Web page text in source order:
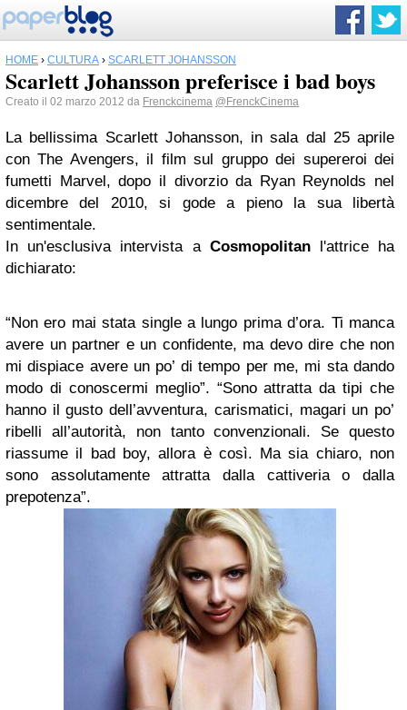
HOME › CULTURA › SCARLETT JOHANSSON
Scarlett Johansson preferisce i bad boys
Creato il 02 marzo 2012 da Frenckcinema @FrenckCinema
La bellissima Scarlett Johansson, in sala dal 25 aprile
con The Avengers, il film sul gruppo dei supereroi dei
fumetti Marvel, dopo il divorzio da Ryan Reynolds nel
dicembre del 2010, si gode a pieno la sua libertà
sentimentale.
In un'esclusiva intervista a Cosmopolitanl'attrice ha
dichiarato:
“Non ero mai stata single a lungo prima d’ora. Ti manca
avere un partner e un confidente, ma devo dire che non
mi dispiace avere un po’ di tempo per me, mi sta dando
modo di conoscermi meglio”. “Sono attratta da tipi che
hanno il gusto dell’avventura, carismatici, magari un po’
ribelli all’autorità, non tanto convenzionali. Se questo
riassume il bad boy, allora è così. Ma sia chiaro, non
sono assolutamente attratta dalla cattiveria o dalla
prepotenza”.